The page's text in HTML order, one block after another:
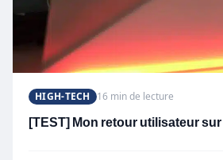
HIGH-TECH 16 min de lecture
[TEST] Mon retour utilisateur